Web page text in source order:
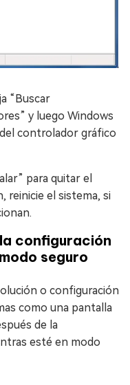
“Buscar
y luego Windows
controlador gráfico
para quitar el
reinicie el sistema, si
configuración
seguro
o configuración
como una pantalla
de la
esté en modo